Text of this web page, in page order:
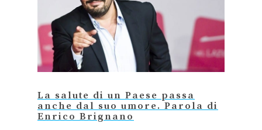
La salute di un Paese passa
anche dal suo umore. Parola di
Enrico Brignano